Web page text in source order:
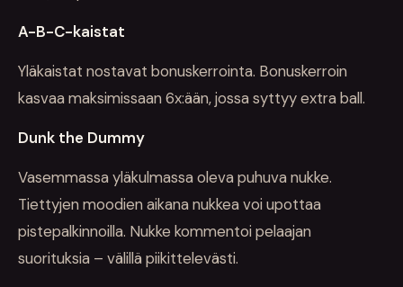
A-B-C-kaistat
Yläkaistat nostavat bonuskerrointa. Bonuskerroin
kasvaa maksimissaan 6x:ään, jossa syttyy extra ball.
Dunk the Dummy
Vasemmassa yläkulmassa oleva puhuva nukke.
Tiettyjen moodien aikana nukkea voi upottaa
pistepalkinnoilla. Nukke kommentoi pelaajan
suorituksia – välillä piikittelevästi.